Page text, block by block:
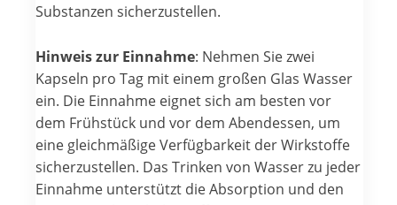
Substanzen sicherzustellen.
Hinweis zur Einnahme: Nehmen Sie zwei
Kapseln pro Tag mit einem großen Glas Wasser
ein. Die Einnahme eignet sich am besten vor
dem Frühstück und vor dem Abendessen, um
eine gleichmäßige Verfügbarkeit der Wirkstoffe
sicherzustellen. Das Trinken von Wasser zu jeder
Einnahme unterstützt die Absorption und den